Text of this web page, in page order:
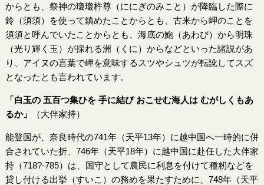
からとも、祭神の瓊瓊杵尊（ににぎのみこと）が降臨した際に
鈴（須須）を使って鎮めたことからとも、古来から岬のことを
須須と呼んでいたことからとも、海底の鮑（あわび）から明珠
（光り輝く玉）が採れる洲（くに）からなどといった諸説があ
り、アイヌの言葉で岬を意味するスツやシュツが転訛してスズ
となったとも言われています。
「白玉の 五百つ集ひを 手に結び おこせむ海人は むがしくもあ
るか」
（大伴家持）
能登国が、奈良時代の741年（天平13年）に越中国へ一時的に併
合されていた折、746年（天平18年）に越中国に赴任した大伴家
持（718?-785）は、国守として農民に利息を付けて種籾などを
貸し付ける出挙（すいこ）の務めを果たすために、748年（天平